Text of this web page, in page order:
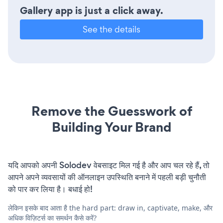
Gallery app is just a click away.
See the details
Remove the Guesswork of
Building Your Brand
यदि आपको अपनी Solodev वेबसाइट मिल गई है और आप चल रहे हैं, तो
आपने अपने व्यवसायों की ऑनलाइन उपस्थिति बनाने में पहली बड़ी चुनौती
को पार कर लिया है। बधाई हो!
लेकिन इसके बाद आता है the hard part: draw in, captivate, make, और
अधिक विज़िटर्स का समर्थन कैसे करें?